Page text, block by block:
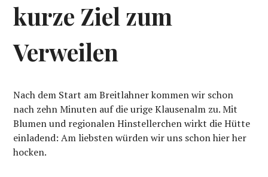
kurze Ziel zum
Verweilen
Nach dem Start am Breitlahner kommen wir schon
nach zehn Minuten auf die urige Klausenalm zu. Mit
Blumen und regionalen Hinstellerchen wirkt die Hütte
einladend: Am liebsten würden wir uns schon hier her
hocken.